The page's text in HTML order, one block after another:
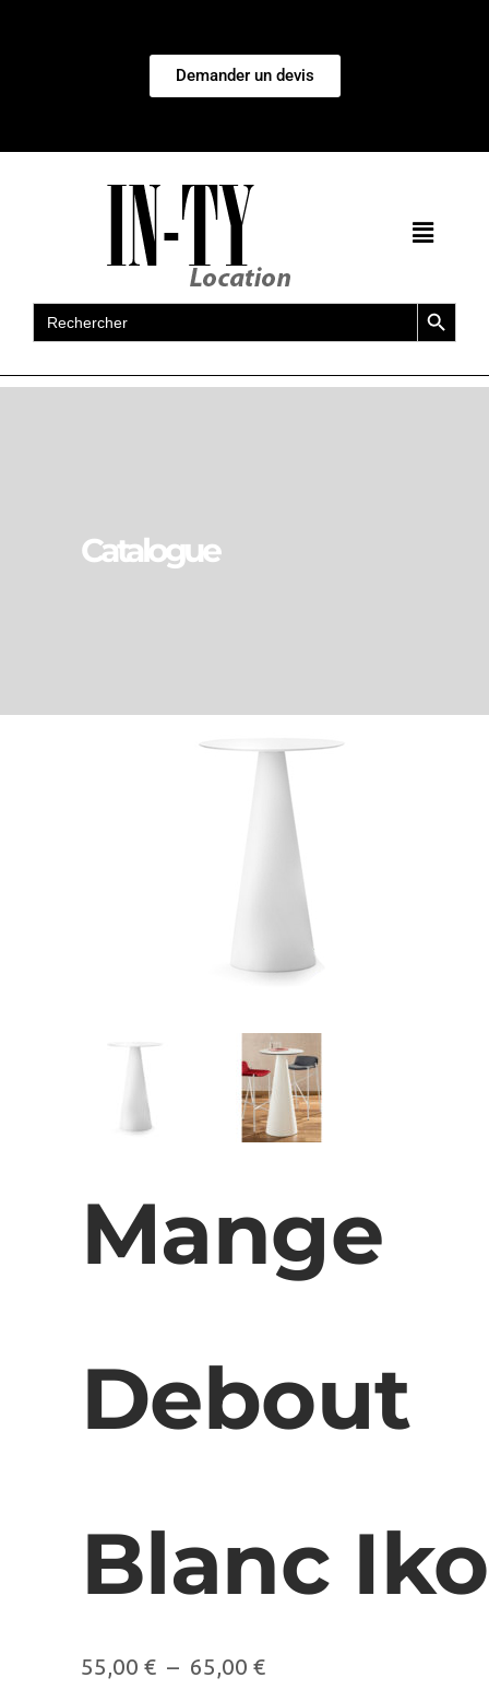
Demander un devis
Search
for:
Search Button
Catalogue
Mange
Debout
Blanc
55,00 € – 65,00 €